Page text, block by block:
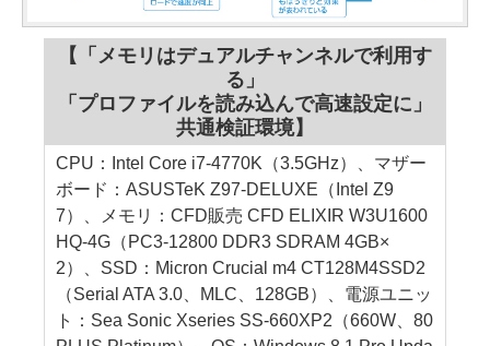
【「メモリはデュアルチャンネルで利用す
る」
「プロファイルを読み込んで高速設定に」
共通検証環境】
CPU：Intel Core i7-4770K（3.5GHz）、マザー
ボード：ASUSTeK Z97-DELUXE（Intel Z9
7）、メモリ：CFD販売 CFD ELIXIR W3U1600
HQ-4G（PC3-12800 DDR3 SDRAM 4GB×
2）、SSD：Micron Crucial m4 CT128M4SSD2
（Serial ATA 3.0、MLC、128GB）、電源ユニッ
ト：Sea Sonic Xseries SS-660XP2（660W、80